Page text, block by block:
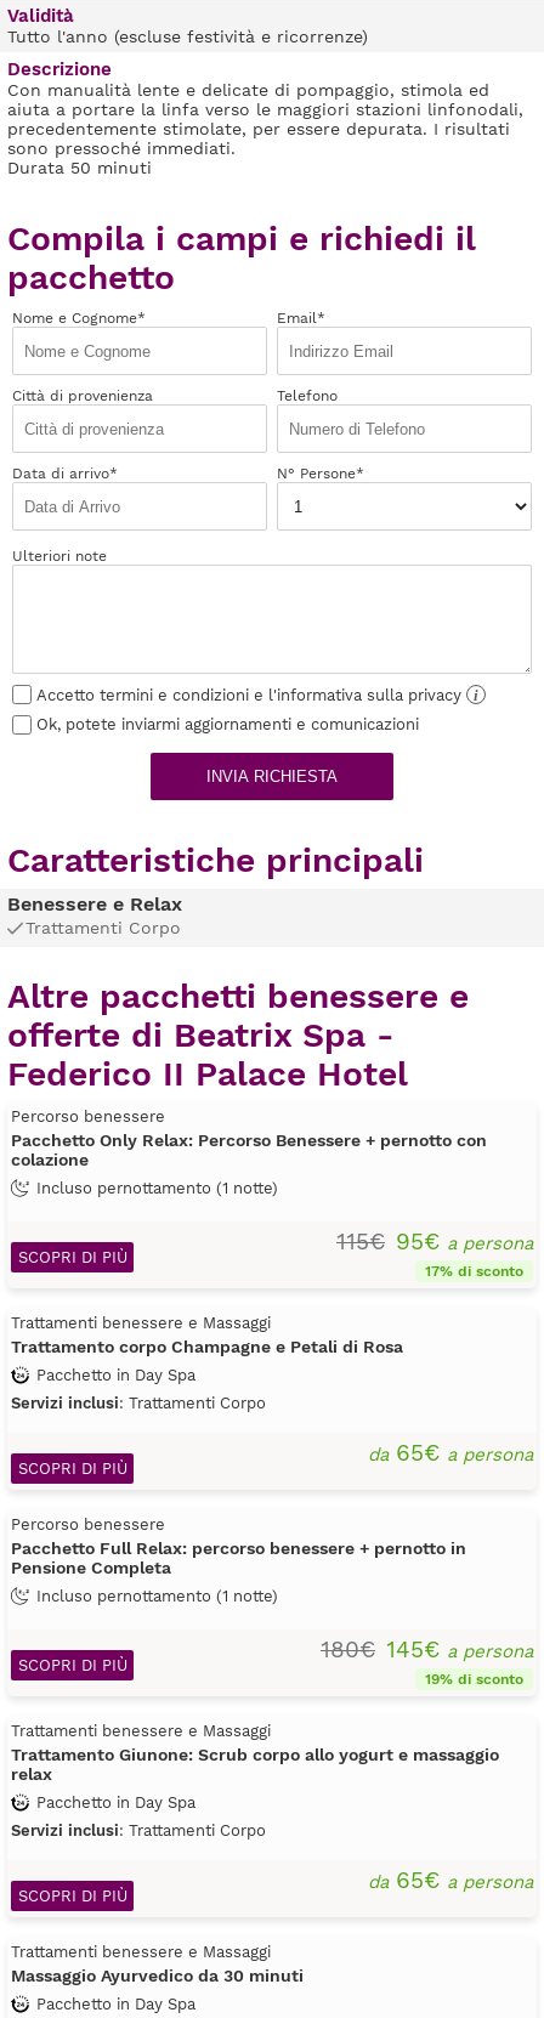
Validità
Tutto l'anno (escluse festività e ricorrenze)
Descrizione
Con manualità lente e delicate di pompaggio, stimola ed
aiuta a portare la linfa verso le maggiori stazioni linfonodali,
precedentemente stimolate, per essere depurata. I risultati
sono pressoché immediati.
Durata 50 minuti
Compila i campi e richiedi il
pacchetto
Nome e Cognome* Email*
Città di provenienza Telefono
Data di arrivo* N° Persone*
Ulteriori note
Accetto termini e condizioni e l'informativa sulla privacy
i
Ok, potete inviarmi aggiornamenti e comunicazioni
INVIA RICHIESTA
Caratteristiche principali
Benessere e Relax
Trattamenti Corpo
Altre pacchetti benessere e
offerte di Beatrix Spa -
Federico II Palace Hotel
Percorso benessere
Pacchetto Only Relax: Percorso Benessere + pernotto con
colazione
Incluso pernottamento (1 notte)
115€ 95€ a persona
17% di sconto
SCOPRI DI PIÙ
Trattamenti benessere e Massaggi
Trattamento corpo Champagne e Petali di Rosa
Pacchetto in Day Spa
Servizi inclusi: Trattamenti Corpo
da65€ a persona
SCOPRI DI PIÙ
Percorso benessere
Pacchetto Full Relax: percorso benessere + pernotto in
Pensione Completa
Incluso pernottamento (1 notte)
180€ 145€ a persona
19% di sconto
SCOPRI DI PIÙ
Trattamenti benessere e Massaggi
Trattamento Giunone: Scrub corpo allo yogurt e massaggio
relax
Pacchetto in Day Spa
Servizi inclusi: Trattamenti Corpo
da65€ a persona
SCOPRI DI PIÙ
Trattamenti benessere e Massaggi
Massaggio Ayurvedico da 30 minuti
Pacchetto in Day Spa